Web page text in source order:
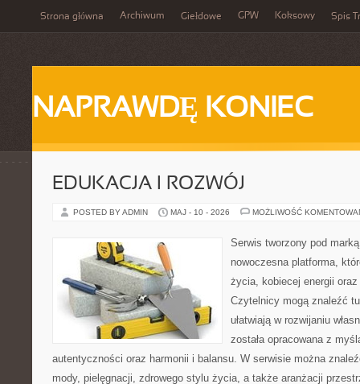
Strona główna Archiwum Giełdowe GPW Koksowy Spis
NAPRAWDĘ KONIEC
EDUKACJA I ROZWÓJ
POSTED BY ADMIN MAJ - 10 - 2026 MOŻLIWOŚĆ
Serwis tworzony pod
nowoczesna platforma,
życia, kobiecej energii
Czytelnicy mogą znaleźć
ułatwiają w rozwijaniu
została opracowana z
autentyczności oraz harmonii i balansu. W serwisie można
mody, pielęgnacji, zdrowego stylu życia, a także aranżacji